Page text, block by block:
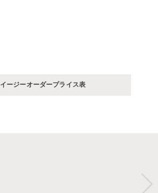
イージーオーダープライス表